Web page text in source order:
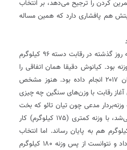
کردن را ترجیح می‌دهد، بر انتخاب
هم پافشاری دارد که همین مساله
یکی از مهم‌ترین اتفاقاتی که روز گذشته در رقابت دسته ۹۶ کیلوگرم
بود. کیانوش دقیقا همان اتفاقی را
رقم زد که در قهرمانی جهان ۲۰۱۷ انجام داده بود. هنوز مشخص
آغاز رقابت با وزن‌های سنگین چه چیزی
مدعی چون تیان تائو که بخت
نخست قهرمانی محسوب می‌شد، با وزنه کمتری (۱۷۵ کیلوگرم) کار
را آغاز کرد و با ۱۸۰ کیلوگرم هم به پایان رساند. اما انتخاب
اشتباه رستمی کار دستش داد و نتوانست از پس وزنه ۱۸۰ کیلوگرم